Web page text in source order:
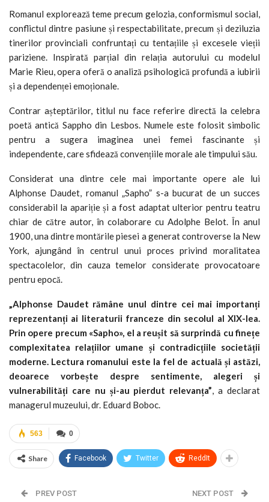
Romanul explorează teme precum gelozia, conformismul social,
conflictul dintre pasiune și respectabilitate, precum și deziluzia
tinerilor provinciali confruntați cu tentațiile și excesele vieții
pariziene. Inspirată parțial din relația autorului cu modelul
Marie Rieu, opera oferă o analiză psihologică profundă a iubirii
și a dependenței emoționale.
Contrar așteptărilor, titlul nu face referire directă la celebra
poetă antică Sappho din Lesbos. Numele este folosit simbolic
pentru a sugera imaginea unei femei fascinante și
independente, care sfidează convențiile morale ale timpului său.
Considerat una dintre cele mai importante opere ale lui
Alphonse Daudet, romanul „Sapho” s-a bucurat de un succes
considerabil la apariție și a fost adaptat ulterior pentru teatru
chiar de către autor, în colaborare cu Adolphe Belot. În anul
1900, una dintre montările piesei a generat controverse la New
York, ajungând în centrul unui proces privind moralitatea
spectacolelor, din cauza temelor considerate provocatoare
pentru epocă.
„Alphonse Daudet rămâne unul dintre cei mai importanți
reprezentanți ai literaturii franceze din secolul al XIX-lea.
Prin opere precum «Sapho», el a reușit să surprindă cu finețe
complexitatea relațiilor umane și contradicțiile societății
moderne. Lectura romanului este la fel de actuală și astăzi,
deoarece vorbește despre sentimente, alegeri și
vulnerabilități care nu și-au pierdut relevanța”, a declarat
managerul muzeului, dr. Eduard Boboc.
0
563
Share Facebook Twitter ReddIt
PREV POST NEXT POST